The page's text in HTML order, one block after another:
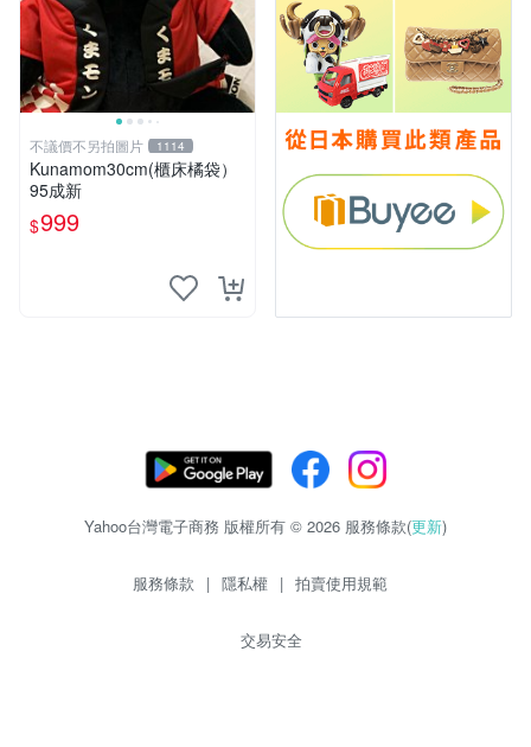
不議價不另拍圖片 1114
Kunamom30cm(櫃床橘袋）
95成新
$999
Yahoo台灣電子商務 版權所有 © 2026 服務條款(更新)
服務條款 | 隱私權 | 拍賣使用規範
交易安全